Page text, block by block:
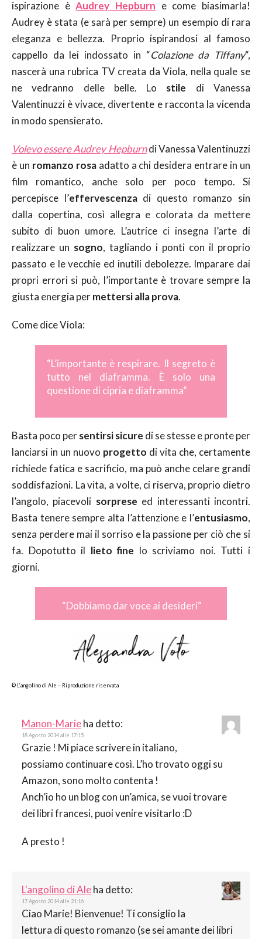
ispirazione èAudrey Hepburn e come biasimarla!
Audrey è stata (e sarà per sempre) un esempio di rara
eleganza e bellezza. Proprio ispirandosi al famoso
cappello da lei indossato in “Colazione da Tiffany“,
nascerà una rubrica TV creata da Viola, nella quale se
ne vedranno delle belle. Lo stile di Vanessa
Valentinuzzi è vivace, divertente e racconta la vicenda
in modo spensierato.
Volevo essere Audrey Hepburndi Vanessa Valentinuzzi
è un romanzo rosaadatto a chi desidera entrare in un
film romantico, anche solo per poco tempo. Si
percepisce l’effervescenzadi questo romanzo sin
dalla copertina, così allegra e colorata da mettere
subito di buon umore. L’autrice ci insegna l’arte di
realizzare un sogno, tagliando i ponti con il proprio
passato e le vecchie ed inutili debolezze. Imparare dai
propri errori si può, l’importante è trovare sempre la
giusta energia permettersi alla prova.
Come dice Viola:
“L’importante è respirare. Il segreto è
tutto nel diaframma. È solo una
questione di cipria e diaframma“
Basta poco persentirsi sicure di se stesse e pronte per
lanciarsi in un nuovo progetto di vita che, certamente
richiede fatica e sacrificio, ma può anche celare grandi
soddisfazioni. La vita, a volte, ci riserva, proprio dietro
l’angolo, piacevoli sorprese ed interessanti incontri.
Basta tenere sempre alta l’attenzione e l’entusiasmo,
senza perdere mai il sorriso e la passione per ciò che si
fa. Dopotutto il lieto fine lo scriviamo noi. Tutti i
giorni.
“Dobbiamo dar voce ai desideri“
© L’angolino di Ale – Riproduzione riservata
Manon-Marieha detto:
18 Agosto 2014 alle 17:15
Grazie ! Mi piace scrivere in italiano,
possiamo continuare così. L’ho trovato oggi su
Amazon, sono molto contenta !
Anch’io ho un blog con un’amica, se vuoi trovare
dei libri francesi, puoi venire visitarlo :D
A presto !
L'angolino di Aleha detto:
17 Agosto 2014 alle 21:16
Ciao Marie! Bienvenue! Ti consiglio la
lettura di questo romanzo (se sei amante dei libri